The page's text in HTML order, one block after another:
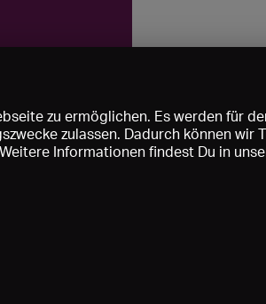
zu ermöglichen. Es werden für
zulassen. Dadurch können
Informationen findest Du in